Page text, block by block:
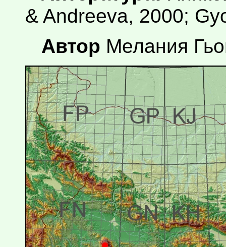
& Andreeva, 2000;
Автор Мелания